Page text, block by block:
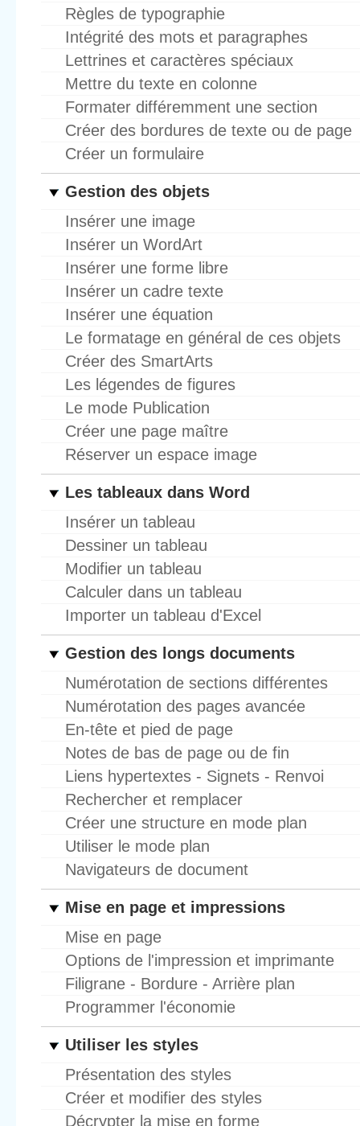
Règles de typographie
Intégrité des mots et paragraphes
Lettrines et caractères spéciaux
Mettre du texte en colonne
Formater différemment une section
Créer des bordures de texte ou de page
Créer un formulaire
Gestion des objets
Insérer une image
Insérer un WordArt
Insérer une forme libre
Insérer un cadre texte
Insérer une équation
Le formatage en général de ces objets
Créer des SmartArts
Les légendes de figures
Le mode Publication
Créer une page maître
Réserver un espace image
Les tableaux dans Word
Insérer un tableau
Dessiner un tableau
Modifier un tableau
Calculer dans un tableau
Importer un tableau d'Excel
Gestion des longs documents
Numérotation de sections différentes
Numérotation des pages avancée
En-tête et pied de page
Notes de bas de page ou de fin
Liens hypertextes - Signets - Renvoi
Rechercher et remplacer
Créer une structure en mode plan
Utiliser le mode plan
Navigateurs de document
Mise en page et impressions
Mise en page
Options de l'impression et imprimante
Filigrane - Bordure - Arrière plan
Programmer l'économie
Utiliser les styles
Présentation des styles
Créer et modifier des styles
Décrypter la mise en forme